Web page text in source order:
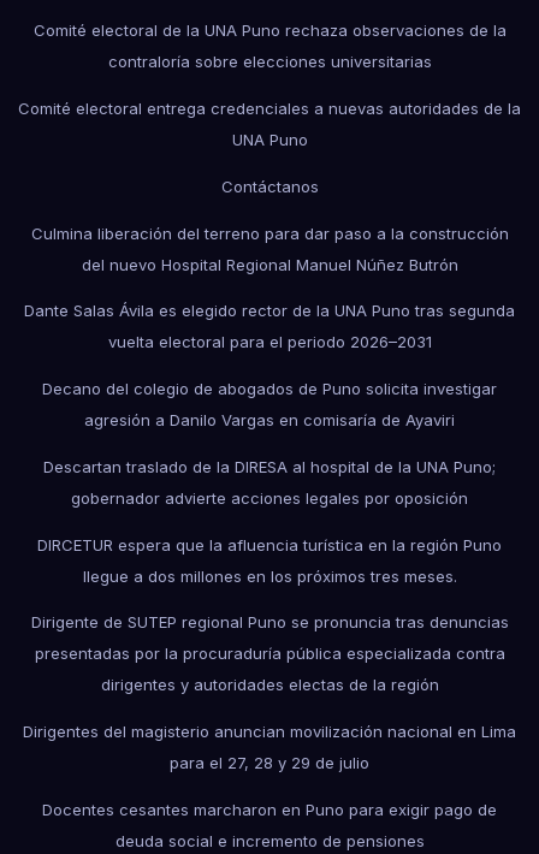
Comité electoral de la UNA Puno rechaza observaciones de la
contraloría sobre elecciones universitarias
Comité electoral entrega credenciales a nuevas autoridades de la
UNA Puno
Contáctanos
Culmina liberación del terreno para dar paso a la construcción
del nuevo Hospital Regional Manuel Núñez Butrón
Dante Salas Ávila es elegido rector de la UNA Puno tras segunda
vuelta electoral para el periodo 2026–2031
Decano del colegio de abogados de Puno solicita investigar
agresión a Danilo Vargas en comisaría de Ayaviri
Descartan traslado de la DIRESA al hospital de la UNA Puno;
gobernador advierte acciones legales por oposición
DIRCETUR espera que la afluencia turística en la región Puno
llegue a dos millones en los próximos tres meses.
Dirigente de SUTEP regional Puno se pronuncia tras denuncias
presentadas por la procuraduría pública especializada contra
dirigentes y autoridades electas de la región
Dirigentes del magisterio anuncian movilización nacional en Lima
para el 27, 28 y 29 de julio
Docentes cesantes marcharon en Puno para exigir pago de
deuda social e incremento de pensiones